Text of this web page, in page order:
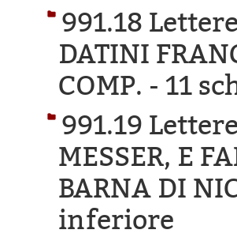
991.18
DATINI
COMP. - 11
991.19
MESSER, E
BARNA DI
inferiore